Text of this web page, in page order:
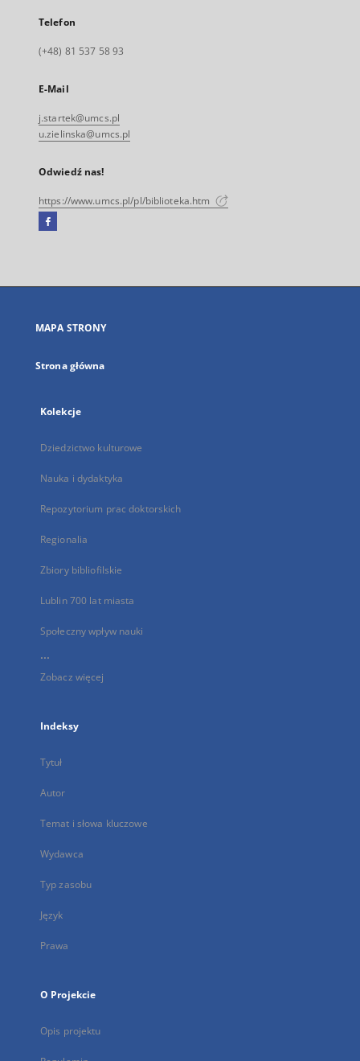
Telefon
(+48) 81 537 58 93
E-Mail
j.startek@umcs.pl
u.zielinska@umcs.pl
Odwiedź nas!
https://www.umcs.pl/pl/biblioteka.htm
Facebook
się
karcie
MAPA STRONY
Strona główna
Kolekcje
Dziedzictwo kulturowe
Nauka i dydaktyka
Repozytorium prac doktorskich
Regionalia
Zbiory bibliofilskie
Lublin 700 lat miasta
Społeczny wpływ nauki
...
Zobacz więcej
Indeksy
Tytuł
Autor
Temat i słowa kluczowe
Wydawca
Typ zasobu
Język
Prawa
O Projekcie
Opis projektu